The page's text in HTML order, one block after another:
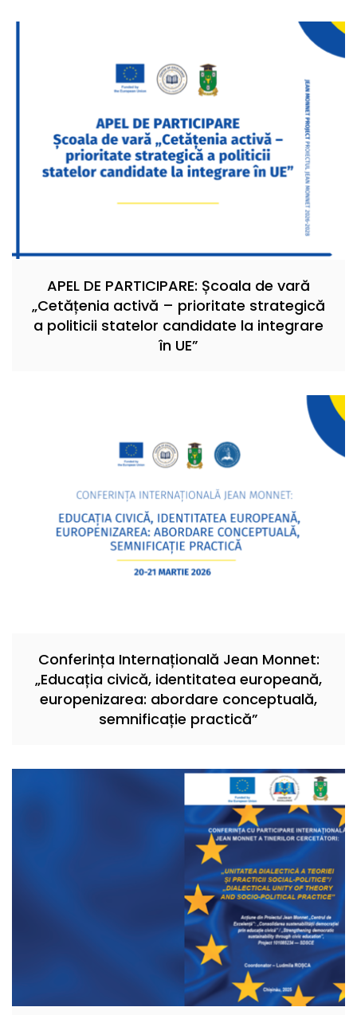
APEL DE PARTICIPARE: Școala de vară
„Cetățenia activă – prioritate strategică
a politicii statelor candidate la integrare
în UE”
Conferința Internațională Jean Monnet:
„Educația civică, identitatea europeană,
europenizarea: abordare conceptuală,
semnificație practică”